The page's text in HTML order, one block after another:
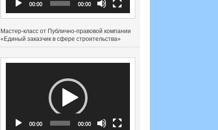
00:00 00:00
Мастер-класс от Публично-правовой компании
«Единый заказчик в сфере строительства»
00:00 00:00